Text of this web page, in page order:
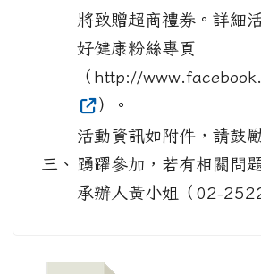
將致贈超商禮券。詳細
好健康粉絲專頁
（http://
）。
三、
活動資訊如附件，請鼓
踴躍參加，若有相關問
承辦人黃小姐（02-